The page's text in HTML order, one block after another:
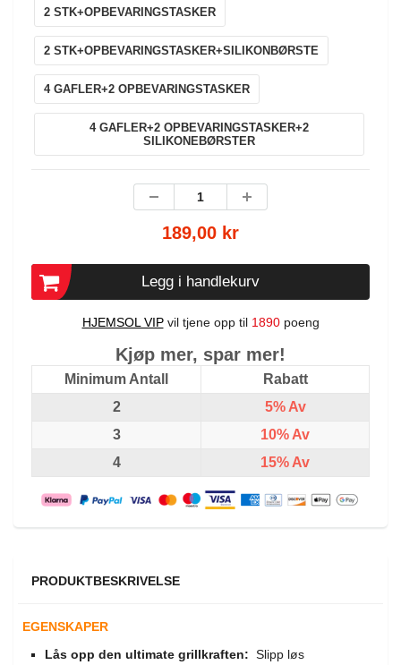
2 STK+OPBEVARINGSTASKER
2 STK+OPBEVARINGSTASKER+SILIKONBØRSTE
4 GAFLER+2 OPBEVARINGSTASKER
4 GAFLER+2 OPBEVARINGSTASKER+2
SILIKONEBØRSTER
189,00 kr
Legg i handlekurv
HJEMSOL VIP vil tjene opp til 1890 poeng
Kjøp mer, spar mer!
Minimum Antall
Rabatt
2
5% Av
3
10% Av
4
15% Av
PRODUKTBESKRIVELSE
EGENSKAPER
Lås opp den ultimate grillkraften: Slipp løs